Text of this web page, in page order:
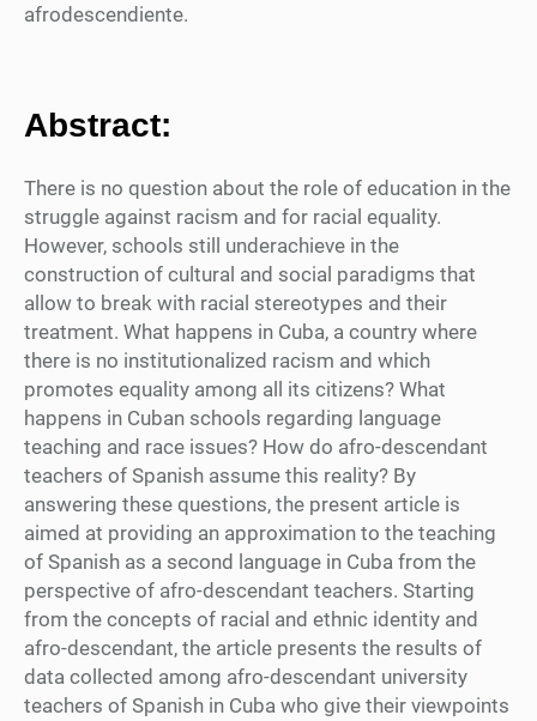
afrodescendiente.
Abstract:
There is no question about the role of education in the
struggle against racism and for racial equality.
However, schools still underachieve in the
construction of cultural and social paradigms that
allow to break with racial stereotypes and their
treatment. What happens in Cuba, a country where
there is no institutionalized racism and which
promotes equality among all its citizens? What
happens in Cuban schools regarding language
teaching and race issues? How do afro-descendant
teachers of Spanish assume this reality? By
answering these questions, the present article is
aimed at providing an approximation to the teaching
of Spanish as a second language in Cuba from the
perspective of afro-descendant teachers. Starting
from the concepts of racial and ethnic identity and
afro-descendant, the article presents the results of
data collected among afro-descendant university
teachers of Spanish in Cuba who give their viewpoints